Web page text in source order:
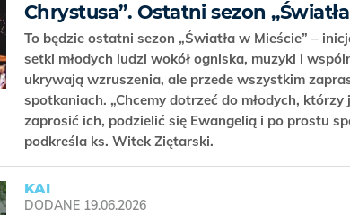
Chrystusa”. Ostatni sezon
To będzie ostatni sezon „Światła w Mieście” –
setki młodych ludzi wokół ogniska, muzyki i
ukrywają wzruszenia, ale przede wszystkim
spotkaniach. „Chcemy dotrzeć do młodych,
zaprosić ich, podzielić się Ewangelią i po prostu
podkreśla ks. Witek Ziętarski.
KAI
DODANE 19.06.2026